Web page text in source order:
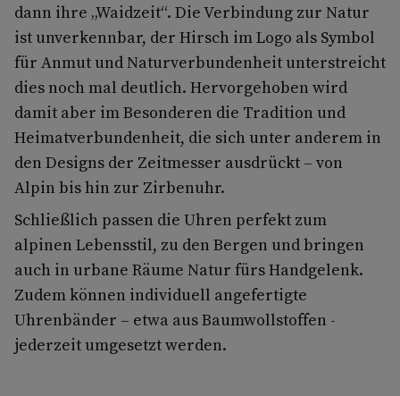
dann ihre „Waidzeit“. Die Verbindung zur Natur
ist unverkennbar, der Hirsch im Logo als Symbol
für Anmut und Naturverbundenheit unterstreicht
dies noch mal deutlich. Hervorgehoben wird
damit aber im Besonderen die Tradition und
Heimatverbundenheit, die sich unter anderem in
den Designs der Zeitmesser ausdrückt – von
Alpin bis hin zur Zirbenuhr.
Schließlich passen die Uhren perfekt zum
alpinen Lebensstil, zu den Bergen und bringen
auch in urbane Räume Natur fürs Handgelenk.
Zudem können individuell angefertigte
Uhrenbänder – etwa aus Baumwollstoffen -
jederzeit umgesetzt werden.